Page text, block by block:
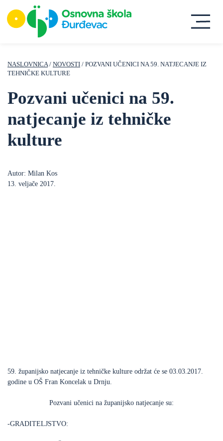
NASLOVNICA/ NOVOSTI / POZVANI UČENICI NA 59. NATJECANJE IZ
TEHNIČKE KULTURE
Pozvani učenici na 59.
natjecanje iz tehničke
kulture
Autor: Milan Kos
13. veljače 2017.
59. županijsko natjecanje iz tehničke kulture održat će se 03.03.2017.
godine u OŠ Fran Koncelak u Drnju.
Pozvani učenici na županijsko natjecanje su:
-GRADITELJSTVO: